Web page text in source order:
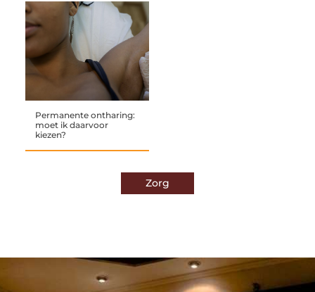
Permanente ontharing:
moet ik daarvoor
kiezen?
Zorg